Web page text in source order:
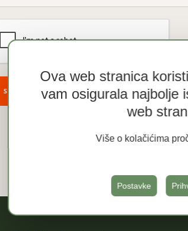
Ova web stranica
vam osigurala najbolje
web
Više o kolačićima
Postavke
SNIMI